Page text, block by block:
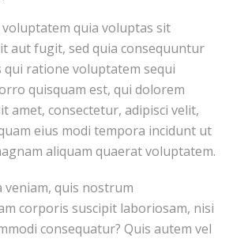
quia voluptas sit
aut fugit, sed quia consequuntur
qui ratione voluptatem sequi
quisquam est, qui dolorem
amet, consectetur, adipisci velit,
eius modi tempora incidunt ut
aliquam quaerat voluptatem.
veniam, quis nostrum
corporis suscipit laboriosam, nisi
consequatur? Quis autem vel